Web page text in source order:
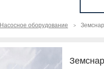
Насосное оборудование